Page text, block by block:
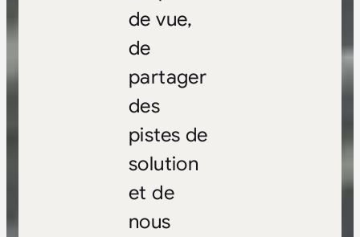
de vue,
de
partager
des
pistes de
solution
et de
nous